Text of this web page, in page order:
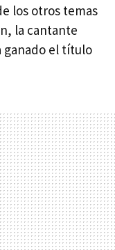
los otros temas
la cantante
ganado el título